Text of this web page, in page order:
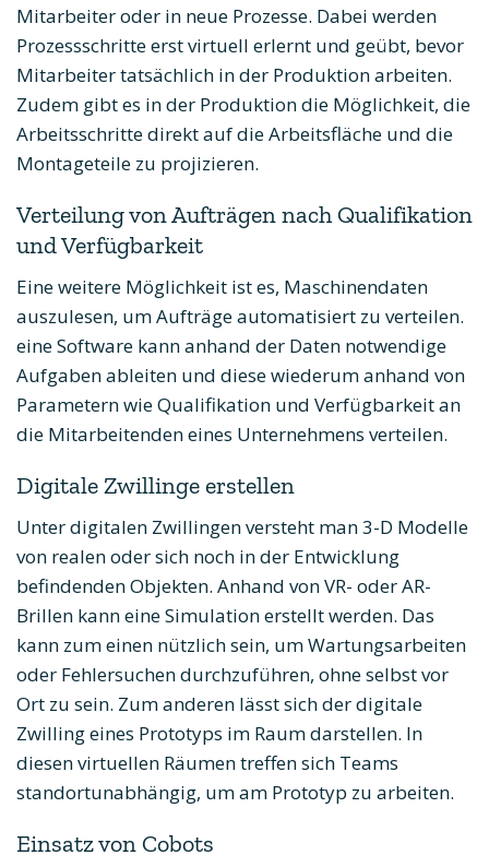
Mitarbeiter oder in neue Prozesse. Dabei werden
Prozessschritte erst virtuell erlernt und geübt, bevor
Mitarbeiter tatsächlich in der Produktion arbeiten.
Zudem gibt es in der Produktion die Möglichkeit, die
Arbeitsschritte direkt auf die Arbeitsfläche und die
Montageteile zu projizieren.
Verteilung von Aufträgen nach Qualifikation
und Verfügbarkeit
Eine weitere Möglichkeit ist es, Maschinendaten
auszulesen, um Aufträge automatisiert zu verteilen.
eine Software kann anhand der Daten notwendige
Aufgaben ableiten und diese wiederum anhand von
Parametern wie Qualifikation und Verfügbarkeit an
die Mitarbeitenden eines Unternehmens verteilen.
Digitale Zwillinge erstellen
Unter digitalen Zwillingen versteht man 3-D Modelle
von realen oder sich noch in der Entwicklung
befindenden Objekten. Anhand von VR- oder AR-
Brillen kann eine Simulation erstellt werden. Das
kann zum einen nützlich sein, um Wartungsarbeiten
oder Fehlersuchen durchzuführen, ohne selbst vor
Ort zu sein. Zum anderen lässt sich der digitale
Zwilling eines Prototyps im Raum darstellen. In
diesen virtuellen Räumen treffen sich Teams
standortunabhängig, um am Prototyp zu arbeiten.
Einsatz von Cobots